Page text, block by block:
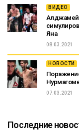
ВИДЕО
Яна
08.03.2021
НОВОСТИ
07.03.2021
Последние